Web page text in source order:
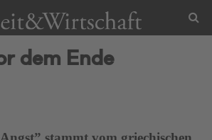
dem Ende